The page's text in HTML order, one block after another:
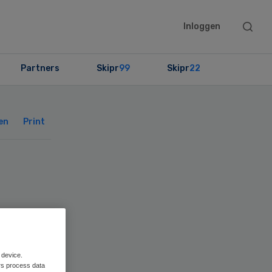
Inloggen
Search
Partners Skipr99 Skipr22
Print
process data